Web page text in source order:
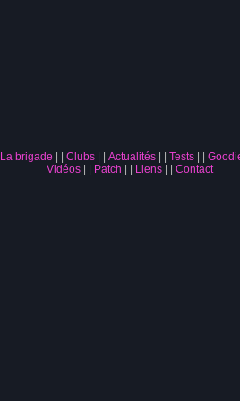
La brigade | Clubs| Actualités| Tests|
Vidéos| Patch | Liens| Contact